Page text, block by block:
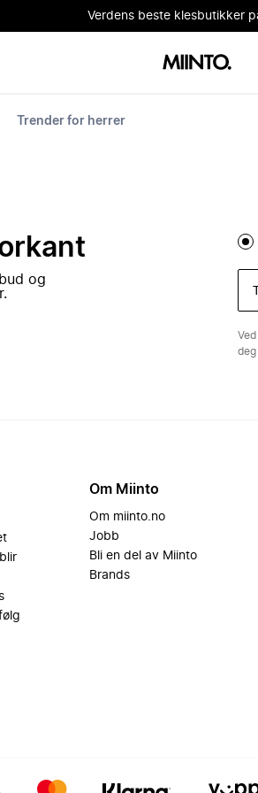
Verdens beste klesbutikker
Trender for herrer
og
Om Miinto
Om miinto.no
Jobb
Bli en del av Miinto
Brands